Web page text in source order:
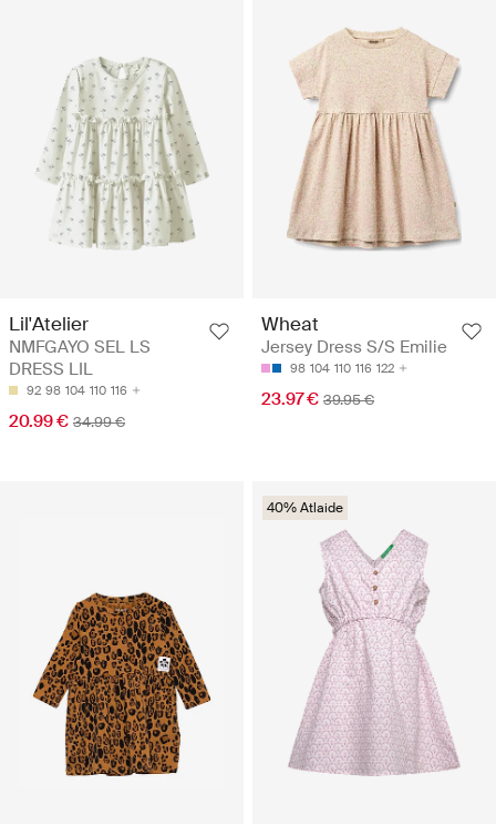
Lil'Atelier
NMFGAYO SEL LS
DRESS LIL
92 98 104 110 116
20.99 € 34.99 €
Wheat
Jersey Dress S/S Emilie
98 104 110 116 122
23.97 € 39.95 €
40% Atlaide